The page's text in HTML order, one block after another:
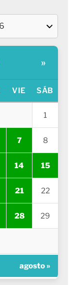
»
VIE SÁB
1
7 8
14 15
21 22
28 29
agosto »